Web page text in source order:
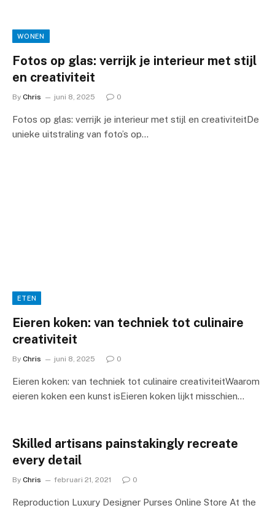
WONEN
Fotos op glas: verrijk je interieur met stijl
en creativiteit
By Chris juni 8, 2025 0
Fotos op glas: verrijk je interieur met stijl en creativiteitDe
unieke uitstraling van foto’s op…
ETEN
Eieren koken: van techniek tot culinaire
creativiteit
By Chris juni 8, 2025 0
Eieren koken: van techniek tot culinaire creativiteitWaarom
eieren koken een kunst isEieren koken lijkt misschien…
Skilled artisans painstakingly recreate
every detail
By Chris februari 21, 2021 0
Reproduction Luxury Designer Purses Online Store At the